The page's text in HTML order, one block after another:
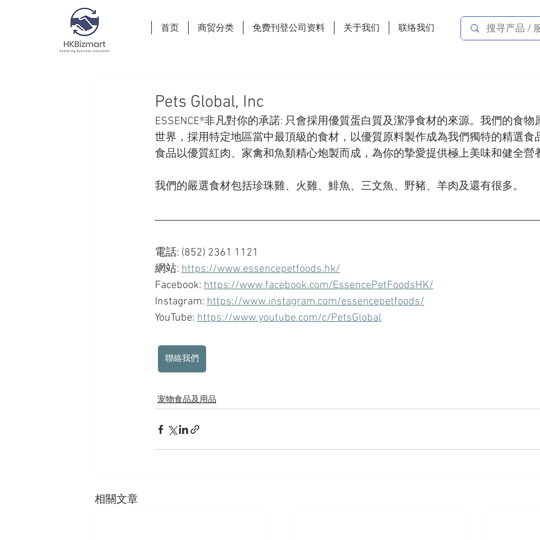
首页 商贸分类 免费刊登公司资料 关于我们 联络我们
Pets Global, Inc
ESSENCE®非凡對你的承諾: 只會採用優質蛋白質及潔淨食材的來源。我們的食物
世界，採用特定地區當中最頂級的食材，以優質原料製作成為我們獨特的精選食
食品以優質紅肉、家禽和魚類精心炮製而成，為你的摯愛提供極上美味和健全營
我們的嚴選食材包括珍珠雞、火雞、鯡魚、三文魚、野豬、羊肉及還有很多。
電話: (852) 2361 1121
網站: https://www.essencepetfoods.hk/
Facebook: https://www.facebook.com/EssencePetFoodsHK/
Instagram: https://www.instagram.com/essencepetfoods/
YouTube: https://www.youtube.com/c/PetsGlobal
聯絡我們
宠物食品及用品
相關文章